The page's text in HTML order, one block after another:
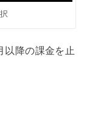
以降の課金を止